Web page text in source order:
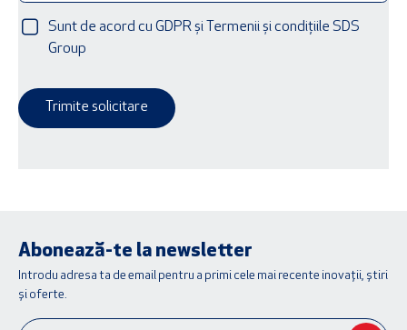
Sunt de acord cu GDPR și Termenii și condițiile SDS
Group
Trimite solicitare
Abonează-te la newsletter
Introdu adresa ta de email pentru a primi cele mai recente inovații, știri
și oferte.